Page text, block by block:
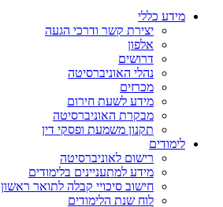
מידע כללי
יצירת קשר ודרכי הגעה
אלפון
דרושים
נהלי האוניברסיטה
מכרזים
מידע לשעת חירום
מבקרת האוניברסיטה
תקנון משמעת ופסקי דין
לימודים
רישום לאוניברסיטה
מידע למתעניינים בלימודים
חישוב סיכויי קבלה לתואר ראשון
לוח שנת הלימודים